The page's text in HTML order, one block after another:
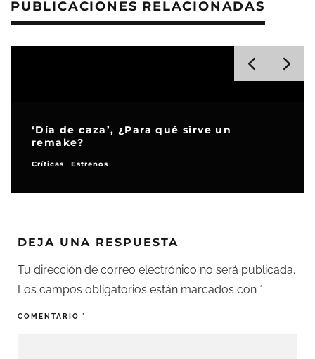
PUBLICACIONES RELACIONADAS
Cibeles de Cine homenaje al cine
español en su undécima edición
Noticias
DEJA UNA RESPUESTA
Tu dirección de correo electrónico no será publicada.
Los campos obligatorios están marcados con *
COMENTARIO *